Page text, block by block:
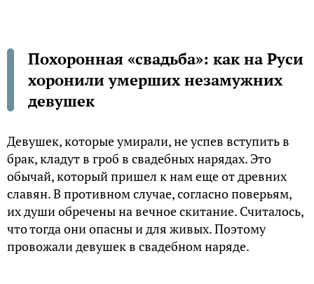
Похоронная «свадьба»: как на Руси
хоронили умерших незамужних
девушек
Девушек, которые умирали, не успев вступить в
брак, кладут в гроб в свадебных нарядах. Это
обычай, который пришел к нам еще от древних
славян. В противном случае, согласно поверьям,
их души обречены на вечное скитание. Считалось,
что тогда они опасны и для живых. Поэтому
провожали девушек в свадебном наряде.